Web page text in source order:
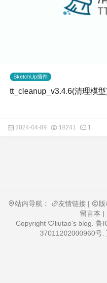
SketchUp插件
tt_cleanup_v3.4.6(清理模
2024-04-09 18241 1
站内导航： 友情链接 |
留言本 |
Copyright
liutao's blog 鲁
37011202000960号